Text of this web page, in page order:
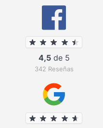
4,5de 5
342 Reseñas